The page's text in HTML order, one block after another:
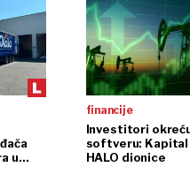
u
financije
Investitori
softveru: Kapital
HALO dionice